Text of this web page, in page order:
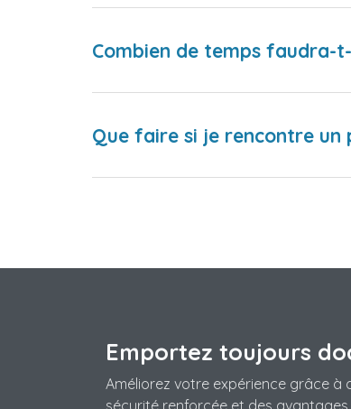
Combien de temps faudra-
Que faire si je rencontre
Emportez toujours
Améliorez votre expérience grâce à